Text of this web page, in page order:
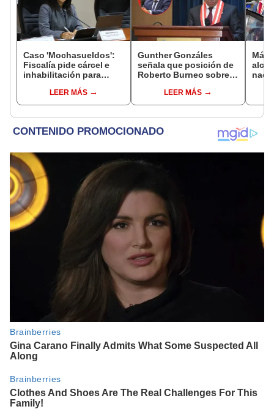
Caso 'Mochasueldos':
Fiscalía pide cárcel e
inhabilitación para
fujimorista María
Cordero Jon Tay
LEER MÁS
Gunther Gonzáles
señala que posición de
Roberto Burneo sobre
Aliaga no representan al
JNE
LEER MÁS
Más